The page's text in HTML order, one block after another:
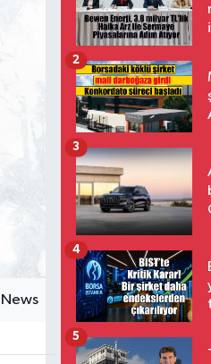
2
3
4
5